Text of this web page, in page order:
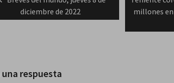
post:diciembre de 2022
post:
millones en
una respuesta